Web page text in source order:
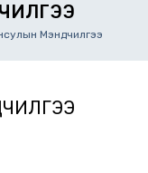
Мэндчилгээ